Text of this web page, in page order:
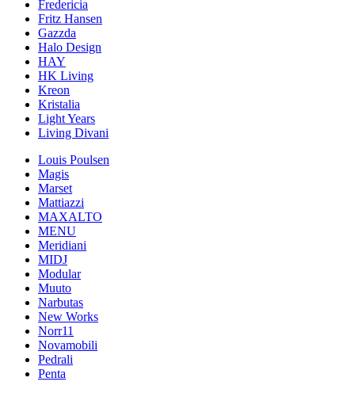
Fredericia
Fritz Hansen
Gazzda
Halo Design
HAY
HK Living
Kreon
Kristalia
Light Years
Living Divani
Louis Poulsen
Magis
Marset
Mattiazzi
MAXALTO
MENU
Meridiani
MIDJ
Modular
Muuto
Narbutas
New Works
Norr11
Novamobili
Pedrali
Penta